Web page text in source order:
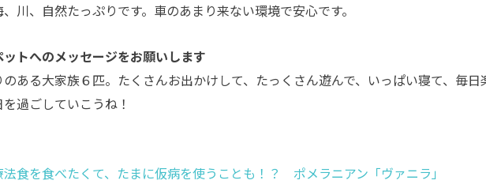
川、自然たっぷりです。車のあまり来ない環境で安心です。
トへのメッセージをお願いします
ある大家族６匹。たくさんお出かけして、たっくさん遊んで、いっぱい寝て、毎日
過ごしていこうね！
食を食べたくて、たまに仮病を使うことも！？ ポメラニアン「ヴァニラ」